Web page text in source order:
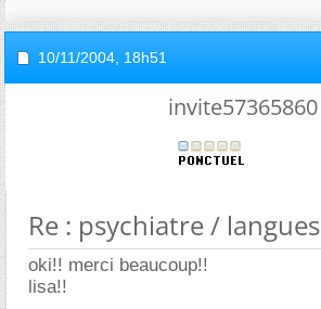
10/11/2004, 18h51
invite57365860
Re : psychiatre / langues
oki!! merci beaucoup!!
lisa!!